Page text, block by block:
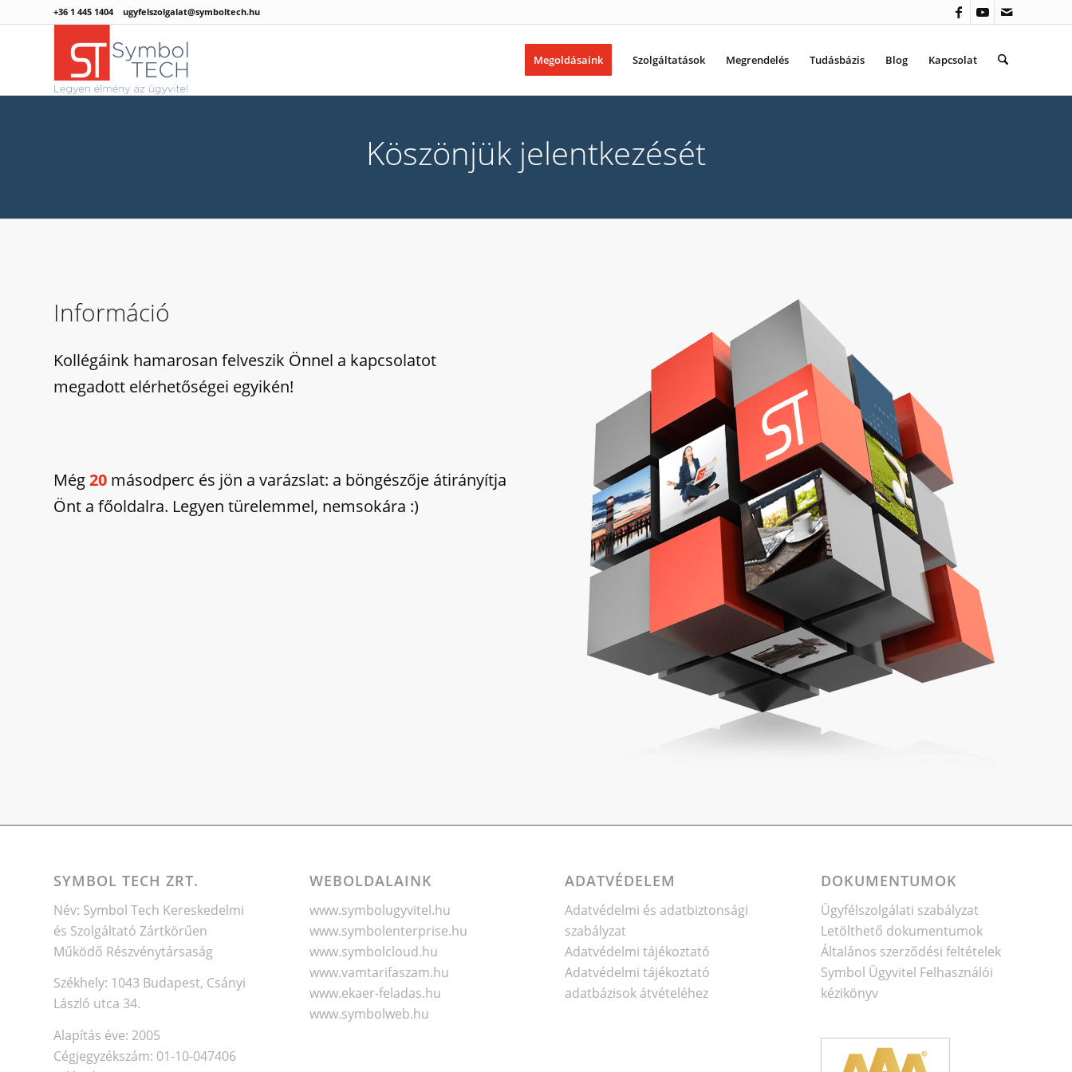
+36 1 445 1404 ugyfelszolgalat@symboltech.hu
Megoldásaink Szolgáltatások Megrendelés Tudásbázis Blog Kapcsolat
Köszönjük jelentkezését
Információ
Kollégáink hamarosan felveszik Önnel a kapcsolatot
megadott elérhetőségei egyikén!
Még20 másodperc és jön a varázslat: a böngészője átirányítja
Önt a főoldalra. Legyen türelemmel, nemsokára :)
SYMBOL TECH ZRT.
Név: Symbol Tech Kereskedelmi
és Szolgáltató Zártkörűen
Működő Részvénytársaság
Székhely: 1043 Budapest, Csányi
László utca 34.
Alapítás éve: 2005
Cégjegyzékszám: 01-10-047406
WEBOLDALAINK
www.symbolugyvitel.hu
www.symbolenterprise.hu
www.symbolcloud.hu
www.vamtarifaszam.hu
www.ekaer-feladas.hu
www.symbolweb.hu
ADATVÉDELEM
Adatvédelmi és adatbiztonsági
szabályzat
Adatvédelmi tájékoztató
Adatvédelmi tájékoztató
adatbázisok átvételéhez
DOKUMENTUMOK
Ügyfélszolgálati szabályzat
Letölthető dokumentumok
Általános szerződési feltételek
Symbol Ügyvitel Felhasználói
kézikönyv